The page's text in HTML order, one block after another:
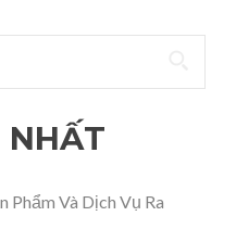
NHẤT
Phẩm Và Dịch Vụ Ra